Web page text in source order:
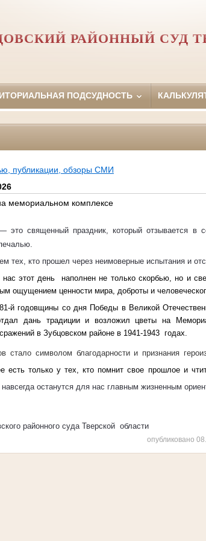
РАЙОННЫЙ СУД
ПОДСУДНОСТЬ
публикации, обзоры СМИ
мемориальном комплексе
священный праздник, который отзывается в
тех, кто прошел через неимоверные испытания и
день наполнен не только скорбью, но и
ощущением ценности мира, доброты и
со дня Победы в Великой
дань традиции и возложил цветы на
в Зубцовском районе в 1941-1943 годах.
стало символом благодарности и признания
есть только у тех, кто помнит свое прошлое и
останутся для нас главным жизненным
районного суда Тверской области
опубликовано